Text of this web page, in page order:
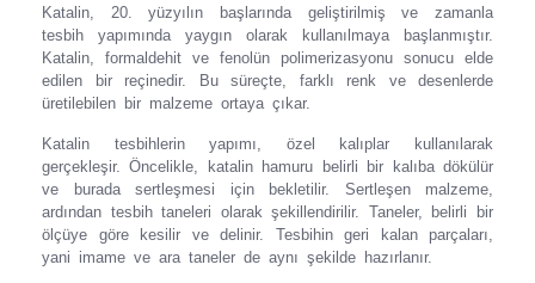
Katalin, 20. yüzyılın başlarında geliştirilmiş ve zamanla
tesbih yapımında yaygın olarak kullanılmaya başlanmıştır.
Katalin, formaldehit ve fenolün polimerizasyonu sonucu elde
edilen bir reçinedir. Bu süreçte, farklı renk ve desenlerde
üretilebilen bir malzeme ortaya çıkar.
Katalin tesbihlerin yapımı, özel kalıplar kullanılarak
gerçekleşir. Öncelikle, katalin hamuru belirli bir kalıba dökülür
ve burada sertleşmesi için bekletilir. Sertleşen malzeme,
ardından tesbih taneleri olarak şekillendirilir. Taneler, belirli bir
ölçüye göre kesilir ve delinir. Tesbihin geri kalan parçaları,
yani imame ve ara taneler de aynı şekilde hazırlanır.